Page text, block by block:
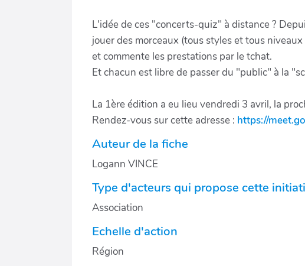
L'idée de ces "concerts-quiz" à distance ?
jouer des morceaux (tous styles et tous
et commente les prestations par le tchat.
Et chacun est libre de passer du "public" à la
La 1ère édition a eu lieu vendredi 3 avril, la
Rendez-vous sur cette adresse : https://
Auteur de la fiche
Logann VINCE
Type d'acteurs qui propose cette
Association
Echelle d'action
Région